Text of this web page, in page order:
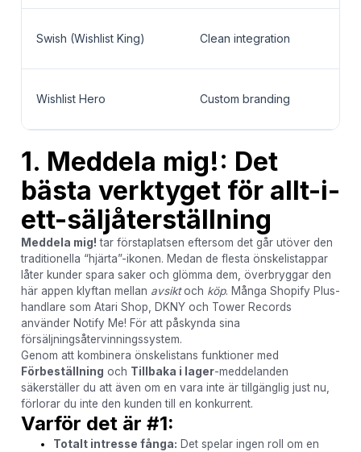
Swish (Wishlist King) Clean integration
Wishlist Hero Custom branding
1. Meddela mig!: Det
bästa verktyget för allt-i-
ett-säljåterställning
Meddela mig! tar förstaplatsen eftersom det går utöver den
traditionella “hjärta”-ikonen. Medan de flesta önskelistappar
låter kunder spara saker och glömma dem, överbryggar den
här appen klyftan mellan avsiktoch köp. Många Shopify Plus-
handlare som Atari Shop, DKNY och Tower Records
använder Notify Me! För att påskynda sina
försäljningsåtervinningssystem.
Genom att kombinera önskelistans funktioner med
Förbeställning och Tillbaka i lager-meddelanden
säkerställer du att även om en vara inte är tillgänglig just nu,
förlorar du inte den kunden till en konkurrent.
Varför det är #1:
Totalt intresse fånga: Det spelar ingen roll om en